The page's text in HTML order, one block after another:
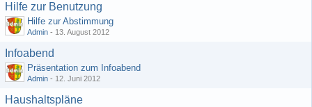
Hilfe zur Benutzung
Hilfe zur Abstimmung
Admin - 13. August 2012
Infoabend
Präsentation zum Infoabend
Admin - 12. Juni 2012
Haushaltspläne